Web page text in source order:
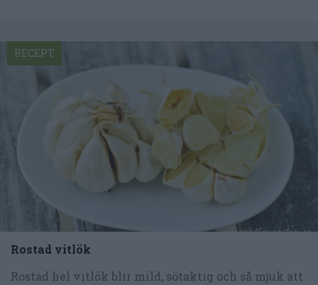
Rostad vitlök
Rostad hel vitlök blir mild, sötaktig och så mjuk att
RECEPT